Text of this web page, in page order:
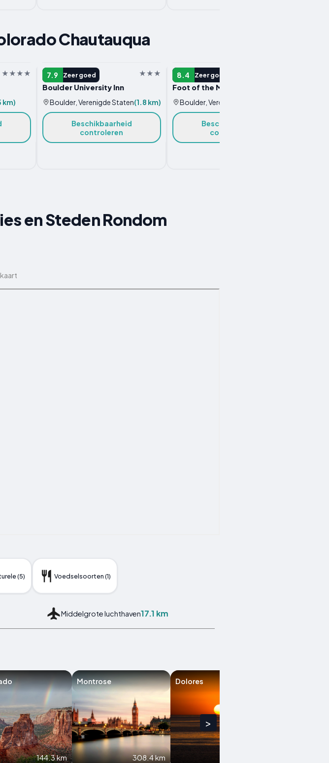
Chautauqua
km)
7.9 Zeer goed
MOTEL
Boulder University Inn
Boulder, Verenigde Staten(1.8 km)
Beschikbaarheid
controleren
8.4 Zeer goed
MOTEL
Foot of the Mountain Motel
Boulder, Verenigde Staten
Beschikbaarheid
controleren
en Steden Rondom
(5) Voedselsoorten (1)
Middelgrote luchthaven17.1 km
144.3 km
Montrose
308.4 km
Dolores
>